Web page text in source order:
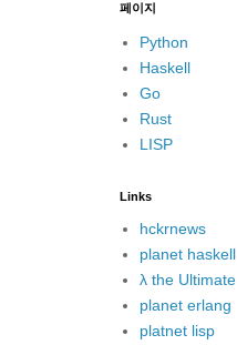
페이지
Python
Haskell
Go
Rust
LISP
Links
hckrnews
planet haskell
λ the Ultimate
planet erlang
platnet lisp